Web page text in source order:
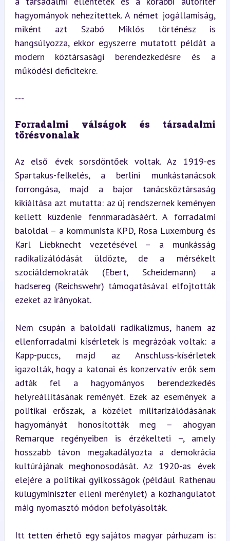
hagyományok nehezítettek. A német jogállamiság,
miként azt Szabó Miklós történész is
hangsúlyozza, ekkor egyszerre mutatott példát a
modern köztársasági berendezkedésre és a
működési deficitekre.
---
Forradalmi válságok és társadalmi
törésvonalak
Az első évek sorsdöntőek voltak. Az 1919-es
Spartakus-felkelés, a berlini munkástanácsok
forrongása, majd a bajor tanácsköztársaság
kikiáltása azt mutatta: az új rendszernek keményen
kellett küzdenie fennmaradásáért. A forradalmi
baloldal – a kommunista KPD, Rosa Luxemburg és
Karl Liebknecht vezetésével – a munkásság
radikalizálódását üldözte, de a mérsékelt
szociáldemokraták (Ebert, Scheidemann) a
hadsereg (Reichswehr) támogatásával elfojtották
ezeket az irányokat.
Nem csupán a baloldali radikalizmus, hanem az
ellenforradalmi kísérletek is megrázóak voltak: a
Kapp-puccs, majd az Anschluss-kísérletek
igazolták, hogy a katonai és konzervatív erők sem
adták fel a hagyományos berendezkedés
helyreállításának reményét. Ezek az események a
politikai erőszak, a közélet militarizálódásának
hagyományát honosították meg – ahogyan
Remarque regényeiben is érzékelteti –, amely
hosszabb távon megakadályozta a demokrácia
kultúrájának meghonosodását. Az 1920-as évek
elejére a politikai gyilkosságok (például Rathenau
külügyminiszter elleni merénylet) a közhangulatot
máig nyomasztó módon befolyásolták.
Itt tetten érhető egy sajátos magyar párhuzam is: